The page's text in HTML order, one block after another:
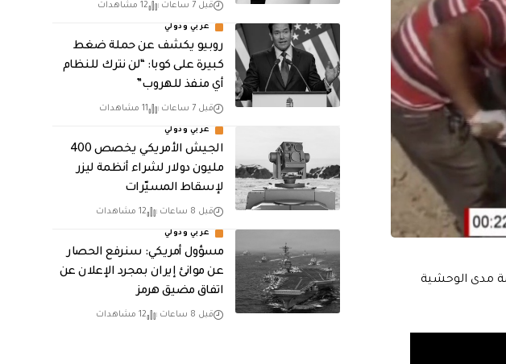
مدى الوحشية
قبل 7 ساعات 12 مشاهدات
عربي ودولي
روبيو يكشف عن حملة ضغط
كبيرة على كوبا: “لن نترك للنظام
أي منفذ للهروب”
قبل 7 ساعات 11 مشاهدات
عربي ودولي
الجيش الأمريكي يخصص 400
مليون دولار لشراء أنظمة ليزر
لإسقاط المسيّرات
قبل 8 ساعات 12 مشاهدات
عربي ودولي
مسؤول أمريكي: سنرفع الحصار
عن موانئ إيران بمجرد الإعلان عن
اتفاق مضيق هرمز
قبل 8 ساعات 12 مشاهدات